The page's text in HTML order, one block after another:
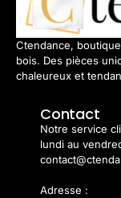
Ctendance,
bois. Des pièces
chaleureux et
Contact
Notre service
lundi au
Adresse :